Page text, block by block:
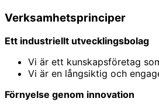
Verksamhetsprinciper
Ett industriellt utvecklingsbolag
Vi är ett kunskapsföretag
Vi är en långsiktig och
Förnyelse genom innovation